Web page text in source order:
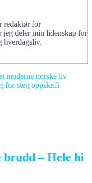
redaktør for
deler min lidenskap for
hverdagsliv.
moderne norske liv
for-steg oppskrift
brudd – Hele hi